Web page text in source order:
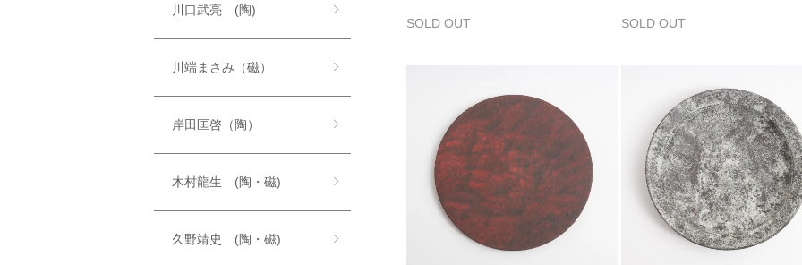
SOLD OUT SOLD OUT
川口武亮 (陶)
川端まさみ（磁）
岸田匡啓（陶）
木村龍生 (陶・磁)
久野靖史 (陶・磁)